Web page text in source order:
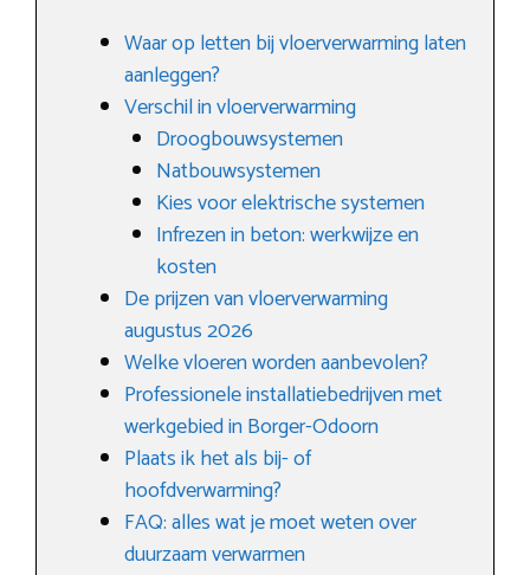
Waar op letten bij vloerverwarming laten
aanleggen?
Verschil in vloerverwarming
Droogbouwsystemen
Natbouwsystemen
Kies voor elektrische systemen
Infrezen in beton: werkwijze en
kosten
De prijzen van vloerverwarming
augustus 2026
Welke vloeren worden aanbevolen?
Professionele installatiebedrijven met
werkgebied in Borger-Odoorn
Plaats ik het als bij- of
hoofdverwarming?
FAQ: alles wat je moet weten over
duurzaam verwarmen